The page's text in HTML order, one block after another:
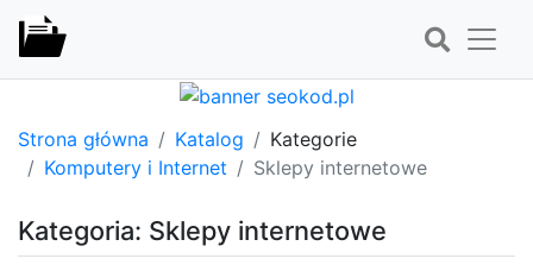
Strona główna Katalog
Kategorie
Komputery i Internet
Sklepy internetowe
Kategoria: Sklepy internetowe